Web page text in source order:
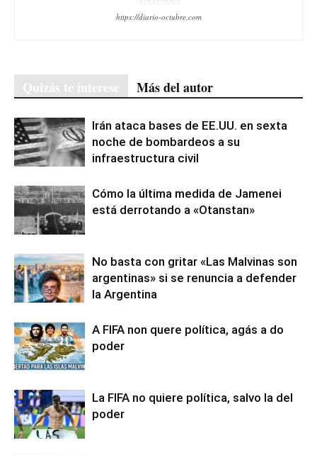
https://diario-octubre.com
Quizás te interese Más del autor
Irán ataca bases de EE.UU. en sexta
noche de bombardeos a su
infraestructura civil
Cómo la última medida de Jamenei
está derrotando a «Otanstan»
No basta con gritar «Las Malvinas son
argentinas» si se renuncia a defender
la Argentina
A FIFA non quere política, agás a do
poder
La FIFA no quiere política, salvo la del
poder